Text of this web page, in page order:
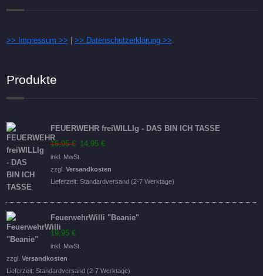
>> Impressum >> >> Datenschutzerklärung >>
Produkte
FEUERWEHR freiWILLIg - DAS BIN ICH TASSE
16,95€ Ursprünglicher
Preis
war:
16,95 €
14,95 €
ist:
14,95 €.
inkl. MwSt.
zzgl. Versandkosten
Lieferzeit: Standardversand (2-7 Werktage)
FeuerwehrWilli "Beanie"
19,95 €
inkl. MwSt.
zzgl. Versandkosten
Lieferzeit: Standardversand (2-7 Werktage)